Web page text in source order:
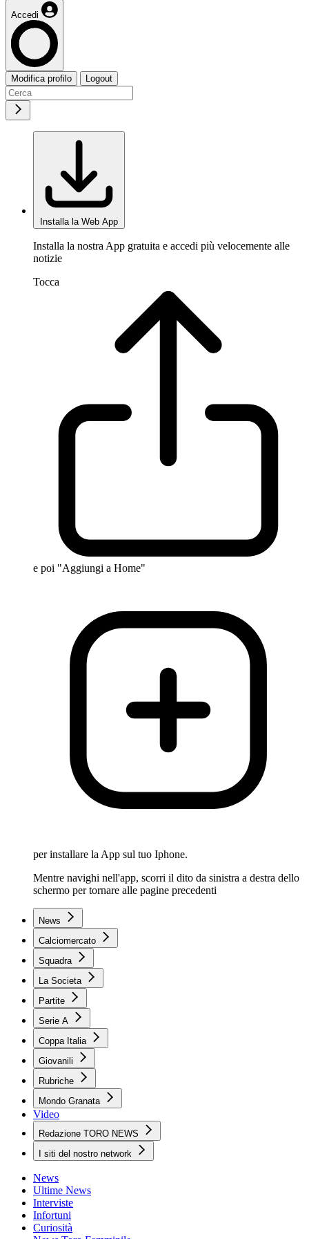
Accedi
Modifica profilo Logout
Installa la Web App
Installa la nostra App gratuita e accedi più velocemente alle
notizie
Tocca
e poi "Aggiungi a Home"
per installare la App sul tuo Iphone.
Mentre navighi nell'app, scorri il dito da sinistra a destra dello
schermo per tornare alle pagine precedenti
News
Calciomercato
Squadra
La Societa
Partite
Serie A
Coppa Italia
Giovanili
Rubriche
Mondo Granata
Video
Redazione TORO NEWS
I siti del nostro network
News
Ultime News
Interviste
Infortuni
Curiosità